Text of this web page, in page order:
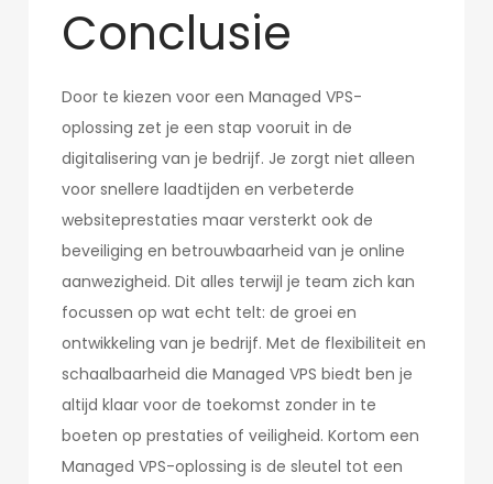
Conclusie
Door te kiezen voor een Managed VPS-
oplossing zet je een stap vooruit in de
digitalisering van je bedrijf. Je zorgt niet alleen
voor snellere laadtijden en verbeterde
websiteprestaties maar versterkt ook de
beveiliging en betrouwbaarheid van je online
aanwezigheid. Dit alles terwijl je team zich kan
focussen op wat echt telt: de groei en
ontwikkeling van je bedrijf. Met de flexibiliteit en
schaalbaarheid die Managed VPS biedt ben je
altijd klaar voor de toekomst zonder in te
boeten op prestaties of veiligheid. Kortom een
Managed VPS-oplossing is de sleutel tot een